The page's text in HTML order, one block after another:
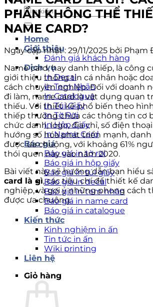
Tìm
kiếm:
Home
Giới thiệu
Đánh giá khách hàng
Dịch vụ
In Decal
In Tem Nhãn
In Catalogue
In Túi Giấy
In Tờ Rơi
In Hộp Giấy
In Name Card
Báo giá
Báo giá in tờ rơi
Báo giá in hộp giấy
Báo giá in túi giấy
Báo giá in decal
Báo giá in tem nhãn
Báo giá in name card
Báo giá in catalogue
Kiến thức
Kinh nghiệm in ấn
Tin tức in ấn
Wiki printing
Liên hệ
Giỏ hàng
PHẦN KHÔNG THỂ
NAME CARD?
Ngày cập nhật : 29/11/2025 bởi
Name card, hay danh thiếp, là công
giới thiệu thông tin cá nhân hoặc
cách chuyên nghiệp. Đối với doanh
đi làm, name card là vật dụng quan
thiếu. Với thiết kế phổ biến theo
thiếp thường chứa các thông tin cơ
chức danh, logo, địa chỉ, số điện
hướng số hóa phát triển mạnh,
được ưa chuộng, với khoảng 61%
thói quen này vào năm 2020.
Bài viết này sẽ hướng dẫn bạn hiểu
card là gì, các tiêu chí để thiết kế
nghiệp, và gợi ý những phong cách
được ưa chuộng.